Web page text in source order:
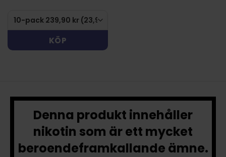
KÖP
Denna produkt innehåller
nikotin som är ett mycket
beroendeframkallande ämne.